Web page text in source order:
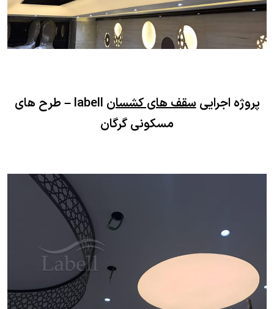
پروژه اجراییسقف های کشسان
labell – طرح های
مسکونی گرگان